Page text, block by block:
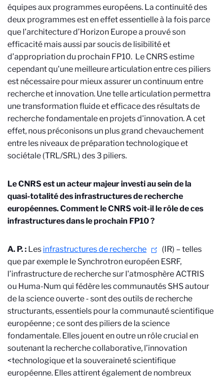
équipes aux programmes européens. La continuité des
deux programmes est en effet essentielle à la fois parce
que l’architecture d’Horizon Europe a prouvé son
efficacité mais aussi par soucis de lisibilité et
d’appropriation du prochain FP10. Le CNRS estime
cependant qu'une meilleure articulation entre ces piliers
est nécessaire pour mieux assurer un continuum entre
recherche et innovation. Une telle articulation permettra
une transformation fluide et efficace des résultats de
recherche fondamentale en projets d'innovation. A cet
effet, nous préconisons un plus grand chevauchement
entre les niveaux de préparation technologique et
sociétale (TRL/SRL) des 3 piliers.
Le CNRS est un acteur majeur investi au sein de la
quasi-totalité des infrastructures de recherche
européennes. Comment le CNRS voit-il le rôle de ces
infrastructures dans le prochain FP10 ?
A. P. : Les infrastructures de recherche
(IR) – telles
que par exemple le Synchrotron européen ESRF,
l’infrastructure de recherche sur l'atmosphère ACTRIS
ou Huma-Num qui fédère les communautés SHS autour
de la science ouverte - sont des outils de recherche
structurants, essentiels pour la communauté scientifique
européenne ; ce sont des piliers de la science
fondamentale. Elles jouent en outre un rôle crucial en
soutenant la recherche collaborative, l’innovation
<technologique et la souveraineté scientifique
européenne. Elles attirent également de nombreux